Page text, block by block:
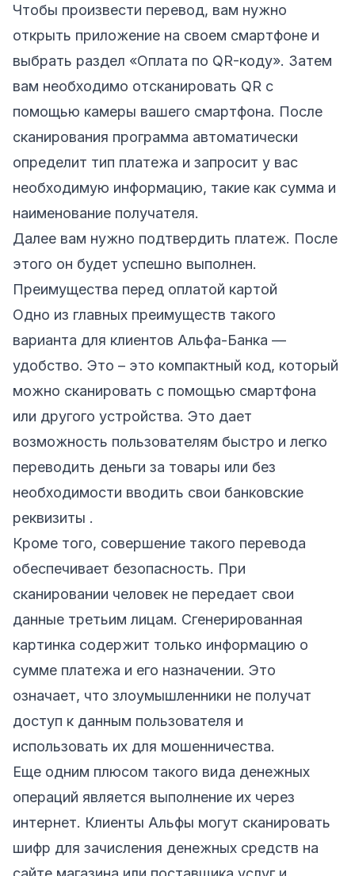
Чтобы произвести перевод, вам нужно
открыть приложение на своем смартфоне и
выбрать раздел «Оплата по QR-коду». Затем
вам необходимо отсканировать QR с
помощью камеры вашего смартфона. После
сканирования программа автоматически
определит тип платежа и запросит у вас
необходимую информацию, такие как сумма и
наименование получателя.
Далее вам нужно подтвердить платеж. После
этого он будет успешно выполнен.
Преимущества перед оплатой картой
Одно из главных преимуществ такого
варианта для клиентов Альфа-Банка —
удобство. Это – это компактный код, который
можно сканировать с помощью смартфона
или другого устройства. Это дает
возможность пользователям быстро и легко
переводить деньги за товары или без
необходимости вводить свои банковские
реквизиты .
Кроме того, совершение такого перевода
обеспечивает безопасность. При
сканировании человек не передает свои
данные третьим лицам. Сгенерированная
картинка содержит только информацию о
сумме платежа и его назначении. Это
означает, что злоумышленники не получат
доступ к данным пользователя и
использовать их для мошенничества.
Еще одним плюсом такого вида денежных
операций является выполнение их через
интернет. Клиенты Альфы могут сканировать
шифр для зачисления денежных средств на